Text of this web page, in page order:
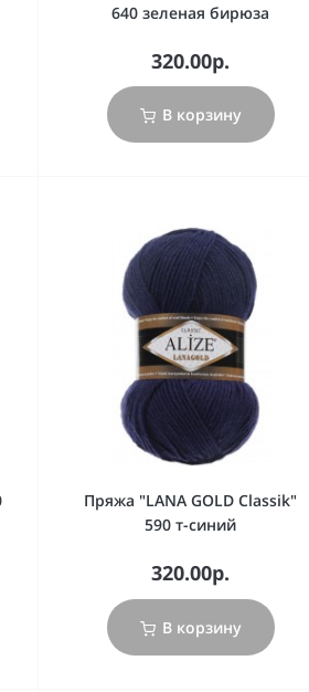
640 зеленая бирюза
320.00р.
В корзину
Пряжа "LANA GOLD Classik"
590 т-синий
320.00р.
В корзину